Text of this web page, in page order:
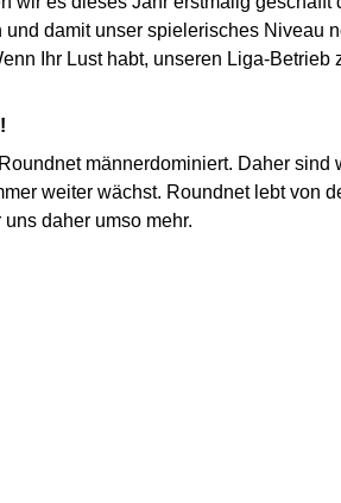
damit unser spielerisches
Ihr Lust habt, unseren Liga-
männerdominiert. Daher
weiter wächst. Roundnet lebt von
daher umso mehr.